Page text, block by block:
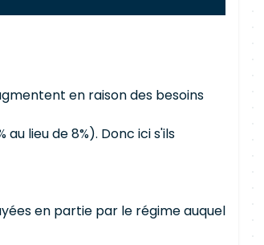
en raison des besoins
lieu de 8%). Donc ici s'ils
en partie par le régime auquel